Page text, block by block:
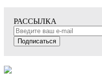
РАССЫЛКА
Подписаться